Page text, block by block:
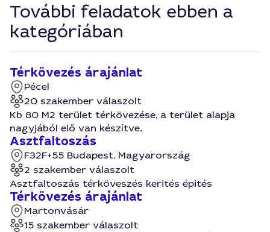
További feladatok ebben a
kategóriában
Térkövezés árajánlat
Pécel
20 szakember válaszolt
Kb 80 M2 terület térkövezése, a terület alapja
nagyjából elő van készítve.
Asztfaltoszás
F32F+55 Budapest, Magyarország
2 szakember válaszolt
Asztfaltoszás térköveszés kerités épités
Térkövezés árajánlat
Martonvásár
15 szakember válaszolt